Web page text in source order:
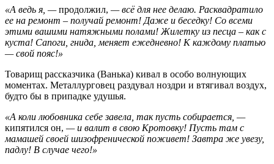
«А ведь я, —продолжил, — всё для нее делаю. Расквадратило
ее на ремонт – получай ремонт! Даже и беседку! Со всеми
этими вашими натяжными полами! Жилетку из песца – как с
куста! Сапоги, гнида, меняет ежедневно! К каждому платью
— свой пояс!»
Товарищ рассказчика (Ванька) кивал в особо волнующих
моментах. Металлурговец раздувал ноздри и втягивал воздух,
будто бы в припадке удушья.
«А коли любовника себе завела, так пусть собирается, —
кипятился он, — и валит в свою Кротовку! Пусть там с
мамашей своей шизофренической поживет! Завтра же увезу,
падлу! В случае чего!»